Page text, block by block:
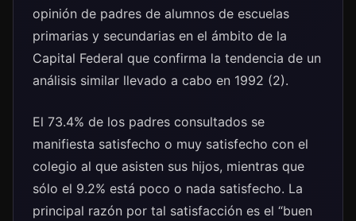
opinión de padres de alumnos de escuelas
primarias y secundarias en el ámbito de la
Capital Federal que confirma la tendencia de un
análisis similar llevado a cabo en 1992 (2).
El 73.4% de los padres consultados se
manifiesta satisfecho o muy satisfecho con el
colegio al que asisten sus hijos, mientras que
sólo el 9.2% está poco o nada satisfecho. La
principal razón por tal satisfacción es el “buen